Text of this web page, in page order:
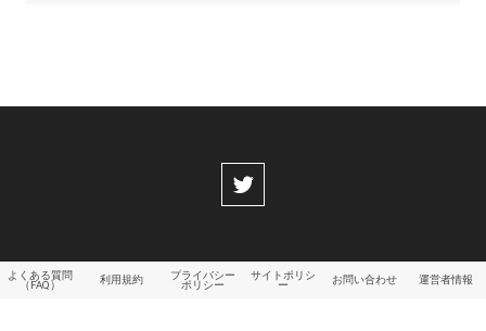
よくある質問
（FAQ）
利用規約
プライバシー
ポリシー
サイトポリシ
ー
お問い合わせ 運営者情報